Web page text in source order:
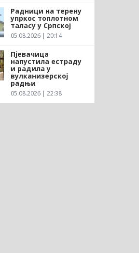
Радници на терену
упркос топлотном
таласу у Српској
05.08.2026 | 20:14
Пјевачица
напустила естраду
и радила у
вулканизерској
радњи
05.08.2026 | 22:38